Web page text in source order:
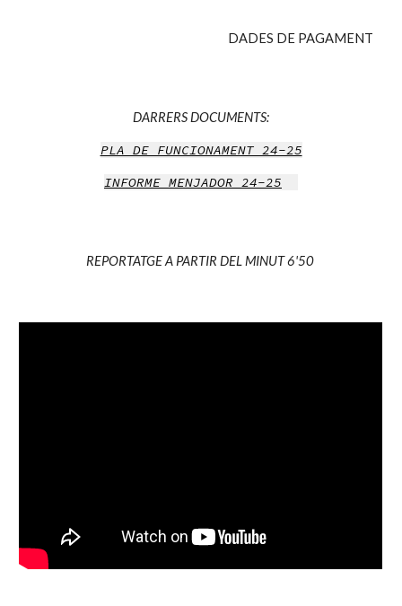
DADES DE PAGAMENT
DARRERS DOCUMENTS:
PLA DE FUNCIONAMENT 24-25
INFORME MENJADOR 24-25
REPORTATGE A PARTIR DEL MINUT 6'50